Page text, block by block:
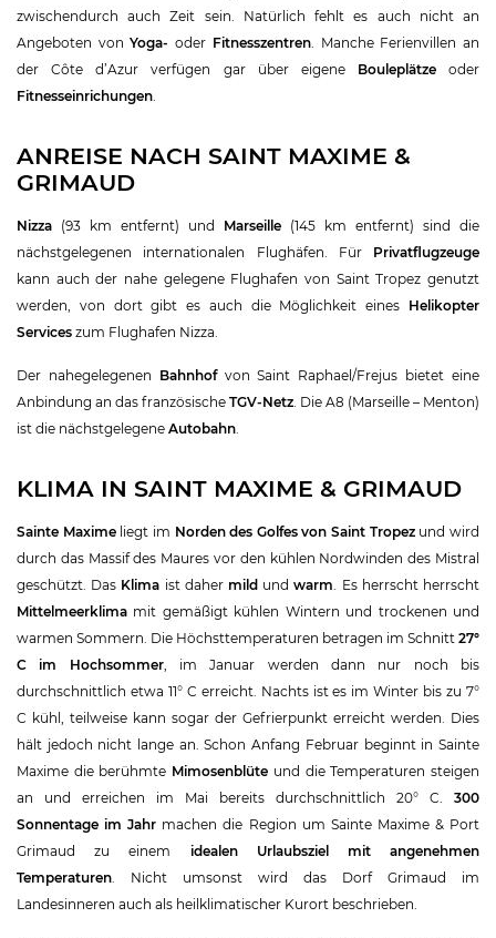
zwischendurch auch Zeit sein. Natürlich fehlt es auch nicht an
Angeboten vonYoga-oder Fitnesszentren. Manche Ferienvillen an
der Côte d’Azur verfügen gar über eigene Bouleplätze oder
Fitnesseinrichungen.
ANREISE NACH SAINT MAXIME &
GRIMAUD
Nizza (93 km entfernt) und Marseille (145 km entfernt) sind die
nächstgelegenen internationalen Flughäfen. Für Privatflugzeuge
kann auch der nahe gelegene Flughafen von Saint Tropez genutzt
werden, von dort gibt es auch die Möglichkeit eines Helikopter
Services zum Flughafen Nizza.
Der nahegelegenen Bahnhof von Saint Raphael/Frejus bietet eine
Anbindung an das französische TGV-Netz. Die A8 (Marseille – Menton)
ist die nächstgelegene Autobahn.
KLIMA IN SAINT MAXIME & GRIMAUD
Sainte Maximeliegt im Norden des Golfes von Saint Tropez und wird
durch das Massif des Maures vor den kühlen Nordwinden des Mistral
geschützt. Das Klima ist daher mild undwarm. Es herrscht herrscht
Mittelmeerklima mit gemäßigt kühlen Wintern und trockenen und
warmen Sommern. Die Höchsttemperaturen betragen im Schnitt 27°
C im Hochsommer, im Januar werden dann nur noch bis
durchschnittlich etwa 11° C erreicht. Nachts ist es im Winter bis zu 7°
C kühl, teilweise kann sogar der Gefrierpunkt erreicht werden. Dies
hält jedoch nicht lange an. Schon Anfang Februar beginnt in Sainte
Maxime die berühmte Mimosenblüte und die Temperaturen steigen
an und erreichen im Mai bereits durchschnittlich 20° C. 300
Sonnentage im Jahr machen die Region um Sainte Maxime & Port
Grimaud zu einem idealen Urlaubsziel mit angenehmen
Temperaturen. Nicht umsonst wird das Dorf Grimaud im
Landesinneren auch als heilklimatischer Kurort beschrieben.